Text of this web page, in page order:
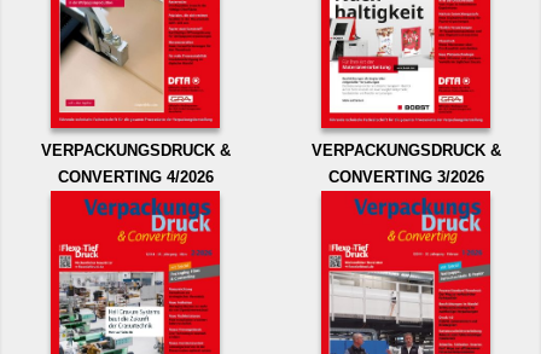
VERPACKUNGSDRUCK &
CONVERTING 4/2026
VERPACKUNGSDRUCK &
CONVERTING 3/2026